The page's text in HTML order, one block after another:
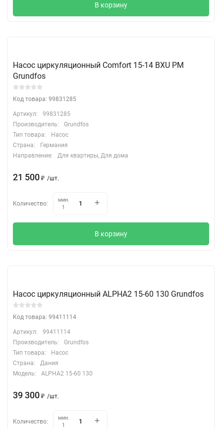
В корзину
Насос циркуляционный Comfort 15-14 BХU PM
Grundfos
Код товара: 99831285
Артикул:
99831285
Производитель:
Grundfos
Тип товара:
Насос
Страна:
Германия
Направление:
Для квартиры, Для дома
21 500 ₽ /шт.
Количество:
мин.
1
В корзину
Насос циркуляционный ALPHA2 15-60 130 Grundfos
Код товара: 99411114
Артикул:
99411114
Производитель:
Grundfos
Тип товара:
Насос
Страна:
Дания
Модель:
ALPHA2 15-60 130
39 300 ₽ /шт.
Количество:
мин.
1